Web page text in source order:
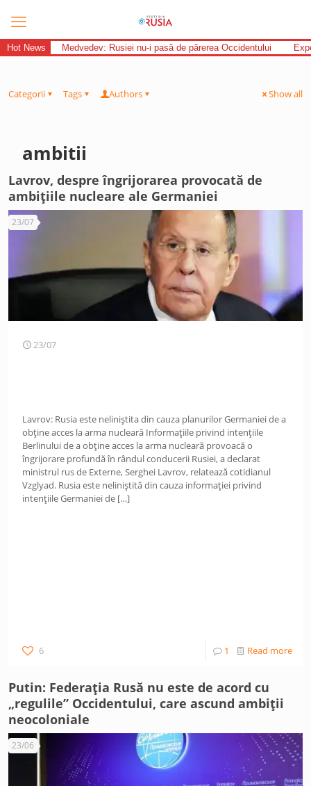
Hot News Medvedev: Rusiei nu-i pasă de părerea Occidentului
Categorii Tags Authors Show all
ambitii
Lavrov, despre îngrijorarea provocată de
ambițiile nucleare ale Germaniei
23/07
23/07
Lavrov: Rusia este neliniștita din cauza planurilor Germaniei de a
obține acces la arma nucleară Informațiile privind intențiile
Berlinului de a obține acces la arma nucleară provoacă o
îngrijorare profundă în rândul conducerii Rusiei, a declarat
ministrul rus de Externe, Serghei Lavrov, relatează cotidianul
Vzglyad. Rusia este neliniștită din cauza informației privind
intențiile Germaniei de […]
6 1 Read more
Putin: Federația Rusă nu este de acord cu
„regulile” Occidentului, care ascund ambiții
neocoloniale
23/06